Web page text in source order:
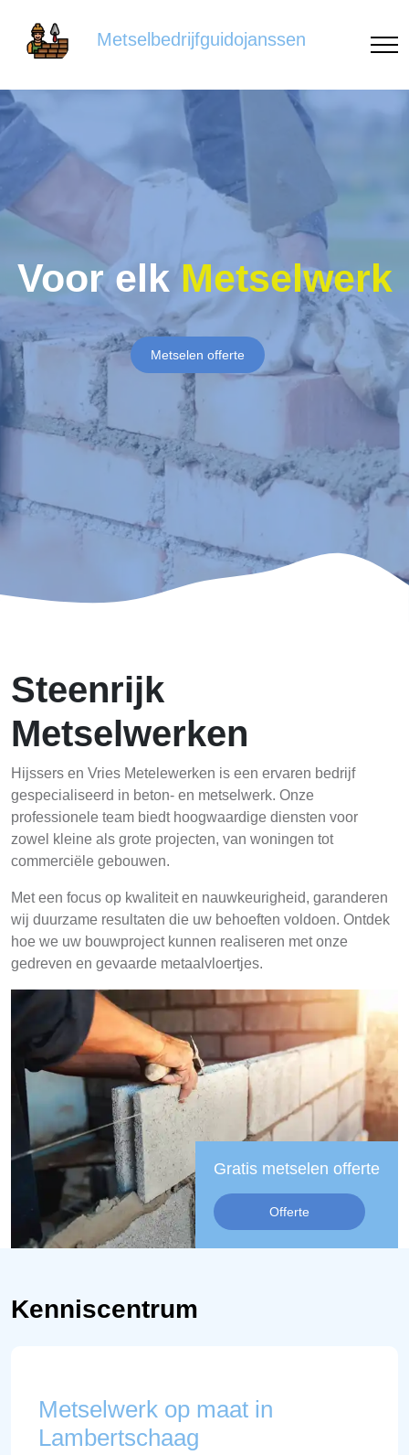
Metselbedrijfguidojanssen
Voor elk Metselwerk
Metselen offerte
Steenrijk
Metselwerken
Hijssers en Vries Metelewerken is een ervaren bedrijf
gespecialiseerd in beton- en metselwerk. Onze
professionele team biedt hoogwaardige diensten voor
zowel kleine als grote projecten, van woningen tot
commerciële gebouwen.
Met een focus op kwaliteit en nauwkeurigheid, garanderen
wij duurzame resultaten die uw behoeften voldoen. Ontdek
hoe we uw bouwproject kunnen realiseren met onze
gedreven en gevaarde metaalvloertjes.
Gratis metselen offerte
Offerte
Kenniscentrum
Metselwerk op maat in
Lambertschaag